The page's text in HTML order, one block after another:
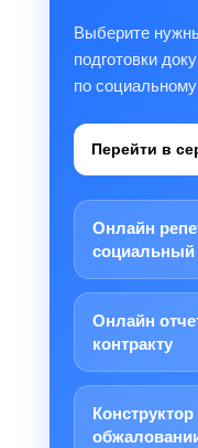
Выберите
подготовки
по социальному
Перейти в
Онлайн
социальный
Онлайн
контракту